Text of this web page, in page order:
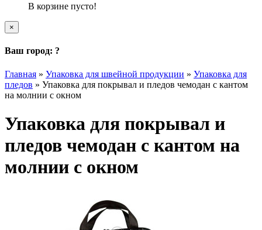
В корзине пусто!
×
Ваш город: ?
Главная » Упаковка для швейной продукции » Упаковка для
пледов » Упаковка для покрывал и пледов чемодан с кантом
на молнии с окном
Упаковка для покрывал и
пледов чемодан с кантом на
молнии с окном